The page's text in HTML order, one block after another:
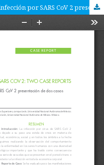
Lesiones bucales posteriores a infección por SARS CoV 2 presentación de dos casos.